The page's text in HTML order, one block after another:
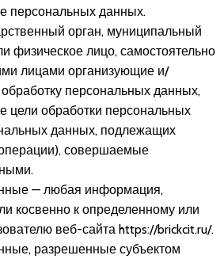
персональных данных.
орган, муниципальный
физическое лицо, самостоятельно
лицами организующие и/
персональных данных,
цели обработки персональных
данных, подлежащих
совершаемые
— любая информация,
косвенно к определенному или
веб-сайта https://brickcit.ru/.
разрешенные субъектом